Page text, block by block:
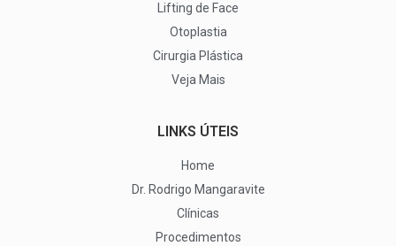
Lifting de Face
Otoplastia
Cirurgia Plástica
Veja Mais
LINKS ÚTEIS
Home
Dr. Rodrigo Mangaravite
Clínicas
Procedimentos